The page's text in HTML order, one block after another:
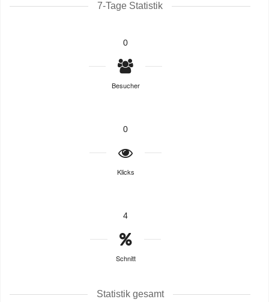
7-Tage Statistik
0
Besucher
0
Klicks
4
Schnitt
Statistik gesamt